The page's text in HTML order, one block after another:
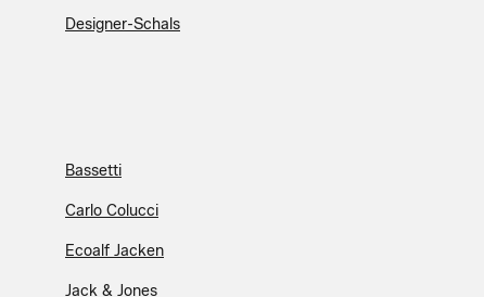
Designer-Schals
Bassetti
Carlo Colucci
Ecoalf Jacken
Jack & Jones